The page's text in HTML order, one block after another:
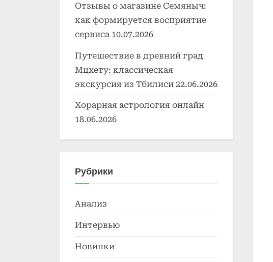
Отзывы о магазине Семяныч:
как формируется восприятие
сервиса 10.07.2026
Путешествие в древний град
Мцхету: классическая
экскурсия из Тбилиси 22.06.2026
Хорарная астрология онлайн
18.06.2026
Рубрики
Анализ
Интервью
Новинки